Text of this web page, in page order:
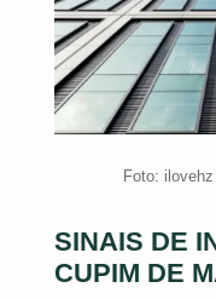
Foto:
SINAIS DE
CUPIM DE